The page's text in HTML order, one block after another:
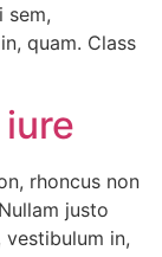
sem,
quam. Class
rhoncus non
justo
in,